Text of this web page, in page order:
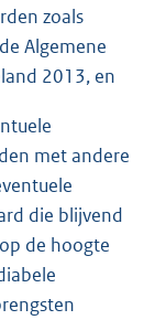
zoals
Algemene
2013, en
met andere
die blijvend
de hoogte